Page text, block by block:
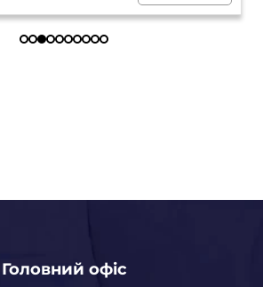
Головний офіс